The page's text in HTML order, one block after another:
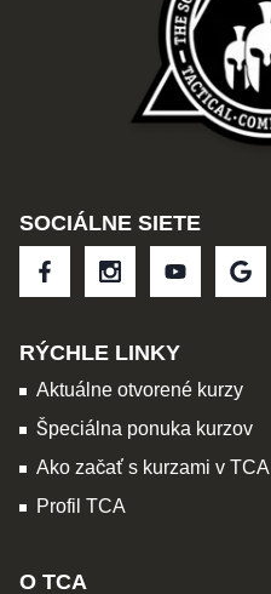
SOCIÁLNE SIETE
RÝCHLE LINKY
Aktuálne otvorené kurzy
Špeciálna ponuka kurzov
Ako začať s kurzami v TCA
Profil TCA
O TCA